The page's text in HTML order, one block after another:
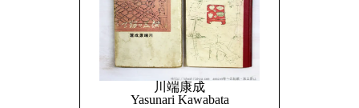
川端康成
Yasunari Kawabata